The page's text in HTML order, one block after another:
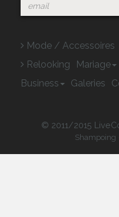
Mode / Accessoires
Relooking
Mariage
Business
Galeries
© 2011/2015
Shampoing